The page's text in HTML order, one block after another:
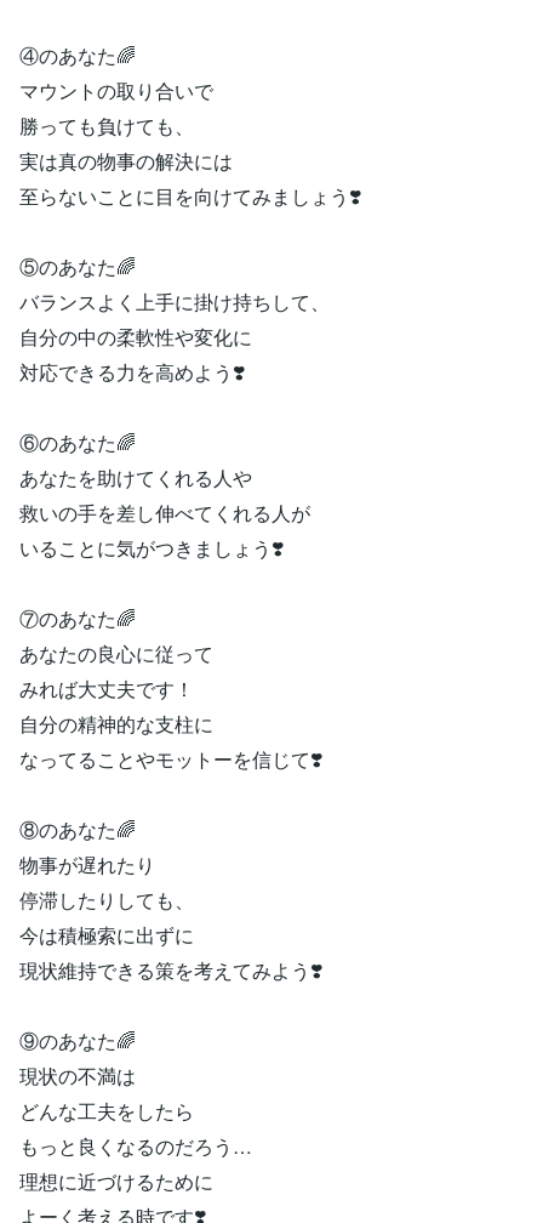
④のあなた🌈
マウントの取り合いで
勝っても負けても、
実は真の物事の解決には
至らないことに目を向けてみましょう❣️
⑤のあなた🌈
バランスよく上手に掛け持ちして、
自分の中の柔軟性や変化に
対応できる力を高めよう❣️
⑥のあなた🌈
あなたを助けてくれる人や
救いの手を差し伸べてくれる人が
いることに気がつきましょう❣️
⑦のあなた🌈
あなたの良心に従って
みれば大丈夫です！
自分の精神的な支柱に
なってることやモットーを信じて❣️
⑧のあなた🌈
物事が遅れたり
停滞したりしても、
今は積極索に出ずに
現状維持できる策を考えてみよう❣️
⑨のあなた🌈
現状の不満は
どんな工夫をしたら
もっと良くなるのだろう…
理想に近づけるために
よーく考える時です❣️